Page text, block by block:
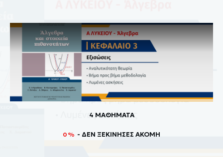
4 ΜΑΘΗΜΑΤΑ
0% - ΔΕΝ ΞΕΚΊΝΗΣΕΣ ΑΚΌΜΗ